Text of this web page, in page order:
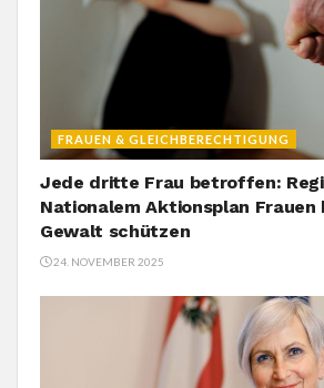
FRAUEN & GLEICHBERECHTIGUNG
Jede dritte Frau betroffen:
Nationalem Aktionsplan Frauen
Gewalt schützen
24. NOVEMBER 2025